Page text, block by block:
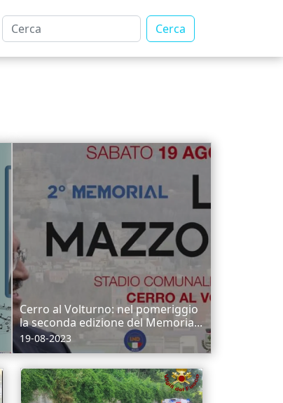
Cerca
Cerro al Volturno: nel pomeriggio
la seconda edizione del Memoria...
19-08-2023